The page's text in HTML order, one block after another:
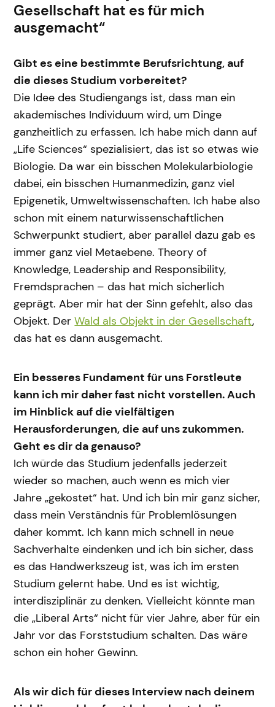
Gesellschaft hat es für mich
ausgemacht“
Gibt es eine bestimmte Berufsrichtung, auf
die dieses Studium vorbereitet?
Die Idee des Studiengangs ist, dass man ein
akademisches Individuum wird, um Dinge
ganzheitlich zu erfassen. Ich habe mich dann auf
„Life Sciences“ spezialisiert, das ist so etwas wie
Biologie. Da war ein bisschen Molekularbiologie
dabei, ein bisschen Humanmedizin, ganz viel
Epigenetik, Umweltwissenschaften. Ich habe also
schon mit einem naturwissenschaftlichen
Schwerpunkt studiert, aber parallel dazu gab es
immer ganz viel Metaebene. Theory of
Knowledge, Leadership and Responsibility,
Fremdsprachen – das hat mich sicherlich
geprägt. Aber mir hat der Sinn gefehlt, also das
Objekt. DerWald als Objekt in der Gesellschaft,
das hat es dann ausgemacht.
Ein besseres Fundament für uns Forstleute
kann ich mir daher fast nicht vorstellen. Auch
im Hinblick auf die vielfältigen
Herausforderungen, die auf uns zukommen.
Geht es dir da genauso?
Ich würde das Studium jedenfalls jederzeit
wieder so machen, auch wenn es mich vier
Jahre „gekostet“ hat. Und ich bin mir ganz sicher,
dass mein Verständnis für Problemlösungen
daher kommt. Ich kann mich schnell in neue
Sachverhalte eindenken und ich bin sicher, dass
es das Handwerkszeug ist, was ich im ersten
Studium gelernt habe. Und es ist wichtig,
interdisziplinär zu denken. Vielleicht könnte man
die „Liberal Arts“ nicht für vier Jahre, aber für ein
Jahr vor das Forststudium schalten. Das wäre
schon ein hoher Gewinn.
Als wir dich für dieses Interview nach deinem